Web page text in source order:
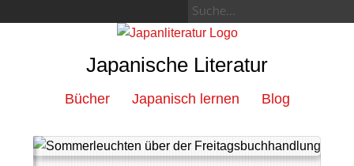
Japanische Literatur
Bücher Japanisch lernen Blog